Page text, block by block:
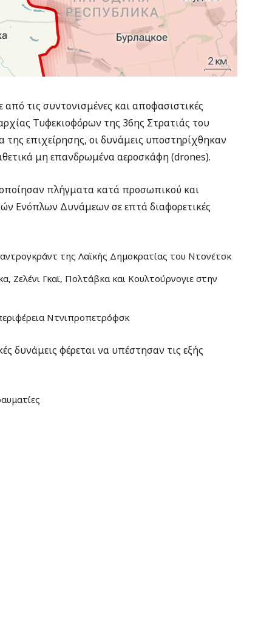
τις συντονισμένες και αποφασιστικές
Τυφεκιοφόρων της 36ης Στρατιάς του
επιχείρησης, οι δυνάμεις υποστηρίχθηκαν
μη επανδρωμένα αεροσκάφη (drones).
πλήγματα κατά προσωπικού και
Ενόπλων Δυνάμεων σε επτά διαφορετικές
της Λαϊκής Δημοκρατίας του Ντονέτσκ
Ζελένι Γκαϊ, Πολτάβκα και Κουλτούρνογιε στην
Ντνιπροπετρόφσκ
δυνάμεις φέρεται να υπέστησαν τις εξής